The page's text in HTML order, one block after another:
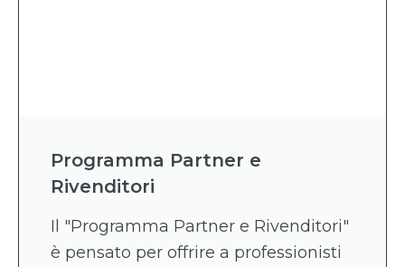
Programma Partner e
Rivenditori
Il "Programma Partner e Rivenditori"
è pensato per offrire a professionisti